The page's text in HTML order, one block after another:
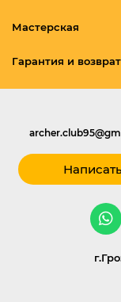
Мастерская
Гарантия и возврат